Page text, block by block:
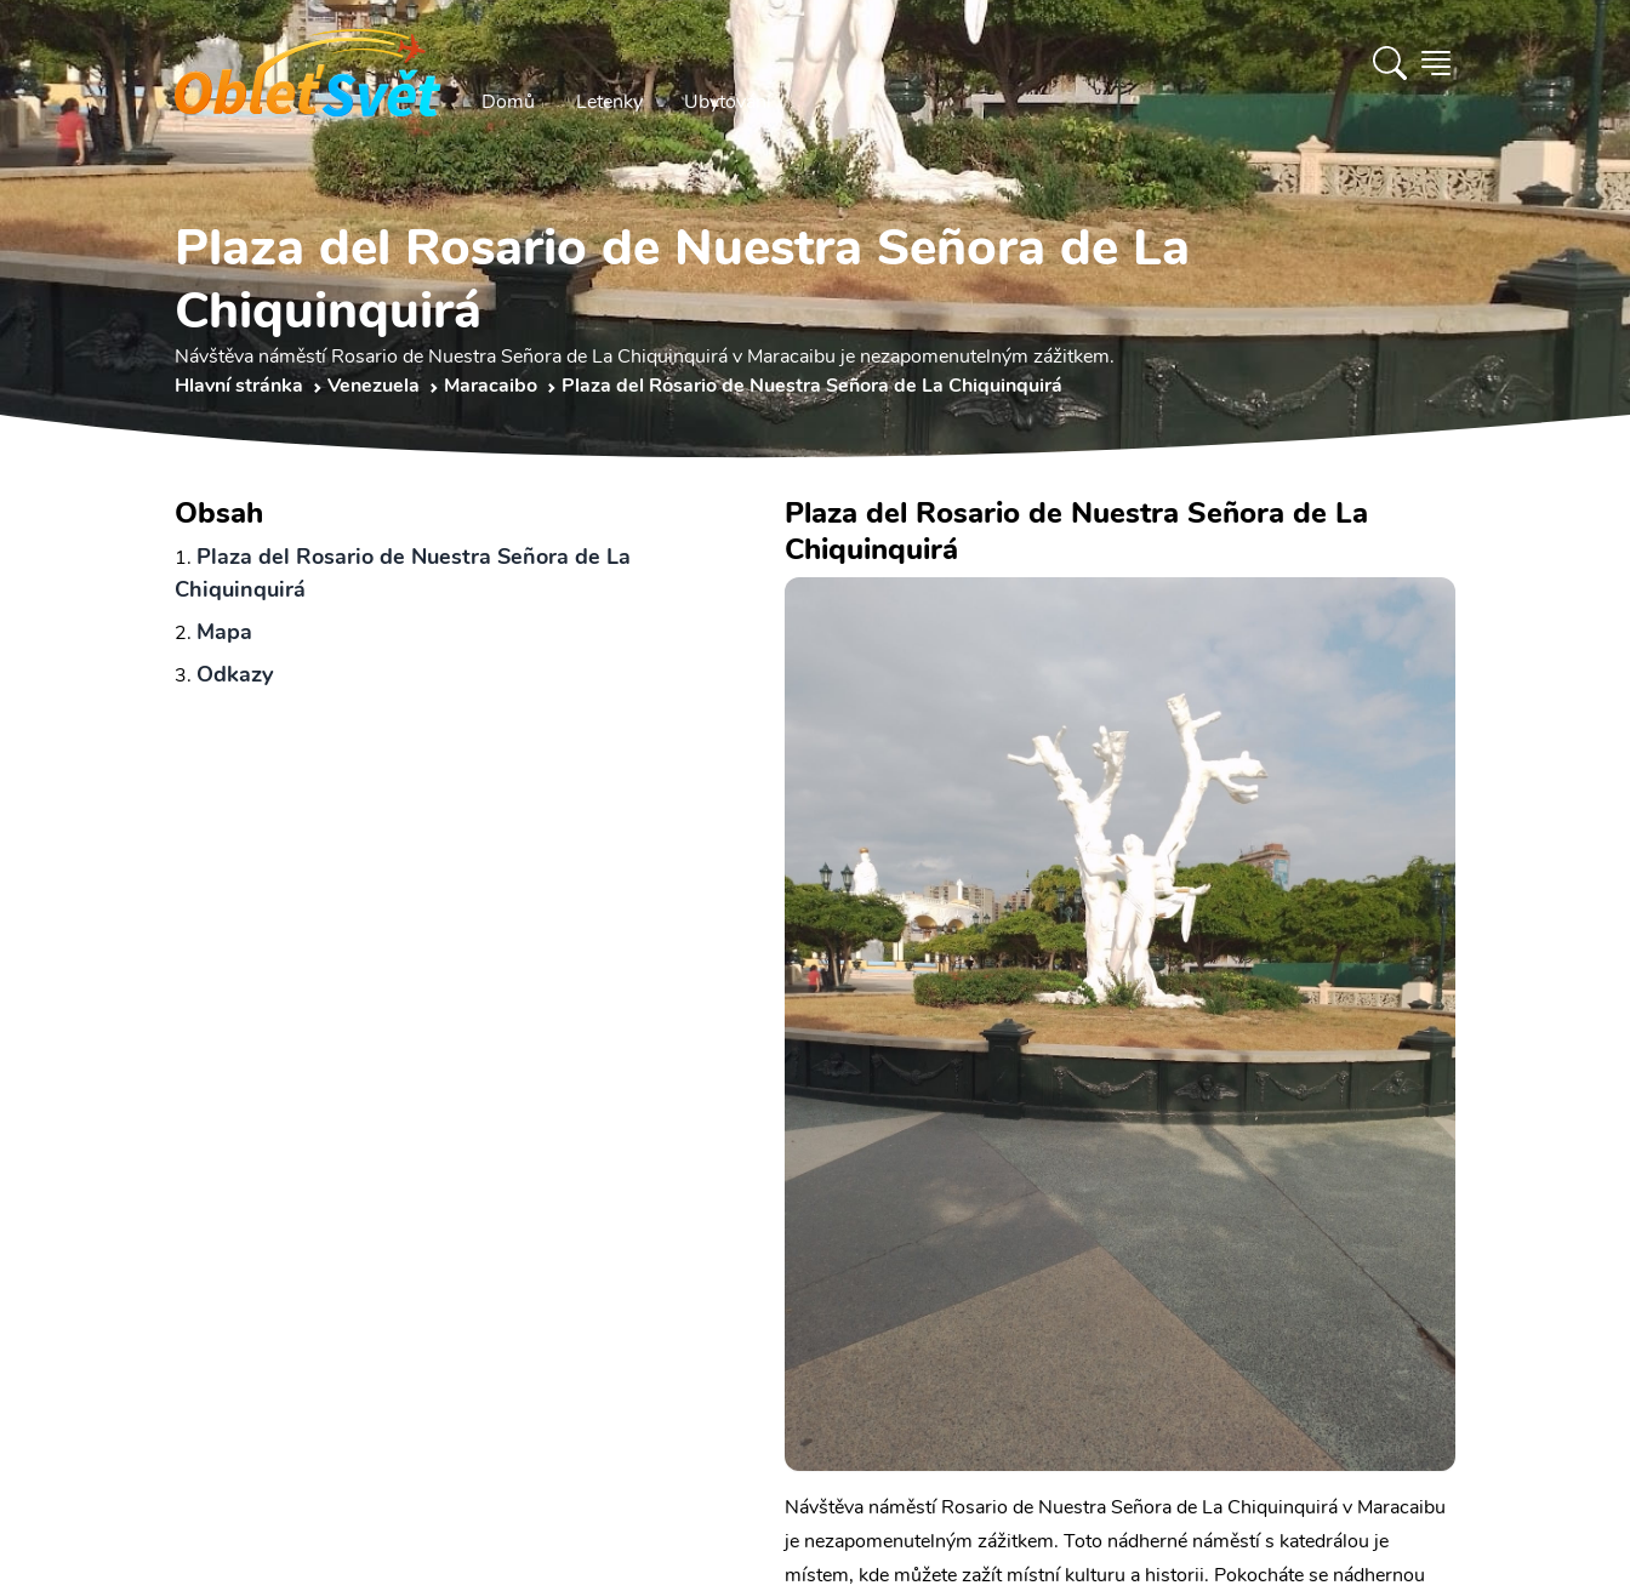
Domů Letenky Ubytování
Plaza del Rosario de Nuestra Señora de La
Chiquinquirá
Návštěva náměstí Rosario de Nuestra Señora de La Chiquinquirá v Maracaibu je nezapomenutelným zážitkem.
Hlavní stránka
Venezuela Maracaibo Plaza del Rosario de Nuestra Señora de La Chiquinquirá
Obsah
Plaza del Rosario de Nuestra Señora de La
Chiquinquirá
Mapa
Odkazy
Plaza del Rosario de Nuestra Señora de La
Chiquinquirá
Návštěva náměstí Rosario de Nuestra Señora de La Chiquinquirá v Maracaibu
je nezapomenutelným zážitkem. Toto nádherné náměstí s katedrálou je
místem, kde můžete zažít místní kulturu a historii. Pokocháte se nádhernou